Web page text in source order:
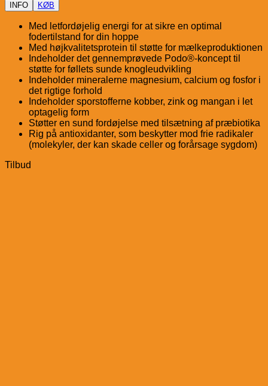
INFO KØB
Med letfordøjelig energi for at sikre en optimal
fodertilstand for din hoppe
Med højkvalitetsprotein til støtte for mælkeproduktionen
Indeholder det gennemprøvede Podo®-koncept til
støtte for føllets sunde knogleudvikling
Indeholder mineralerne magnesium, calcium og fosfor i
det rigtige forhold
Indeholder sporstofferne kobber, zink og mangan i let
optagelig form
Støtter en sund fordøjelse med tilsætning af præbiotika
Rig på antioxidanter, som beskytter mod frie radikaler
(molekyler, der kan skade celler og forårsage sygdom)
Tilbud